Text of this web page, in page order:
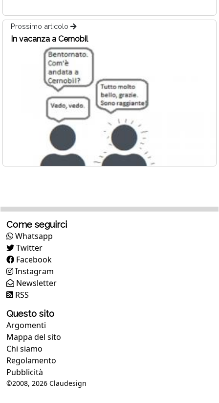
Prossimo articolo
In vacanza a Cernobil
Come seguirci
Whatsapp
Twitter
Facebook
Instagram
Newsletter
RSS
Questo sito
Argomenti
Mappa del sito
Chi siamo
Regolamento
Pubblicità
©2008, 2026 Claudesign